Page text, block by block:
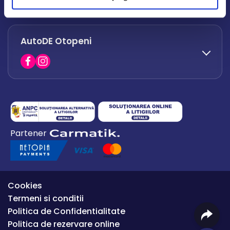
office.afumati@autode.ro
0730 063 852
0730 063 851
AutoDE Otopeni
0754 649 360
office.premium@autode.ro
Partener
Cookies
Termeni si conditii
Politica de Confidentialitate
Politica de rezervare online